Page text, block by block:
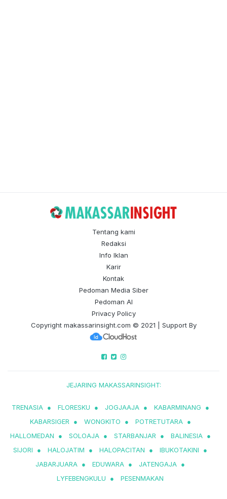
Tentang kami
Redaksi
Info Iklan
Karir
Kontak
Pedoman Media Siber
Pedoman AI
Privacy Policy
Copyright makassarinsight.com © 2021 | Support By
JEJARING MAKASSARINSIGHT:
TRENASIA ● FLORESKU ● JOGJAAJA ● KABARMINANG
●
KABARSIGER
● WONGKITO ● POTRETUTARA ●
HALLOMEDAN
● SOLOAJA ● STARBANJAR ● BALINESIA ●
SIJORI
● HALOJATIM ● HALOPACITAN ● IBUKOTAKINI
●
JABARJUARA ● EDUWARA ● JATENGAJA ●
LYFEBENGKULU
● PESENMAKAN